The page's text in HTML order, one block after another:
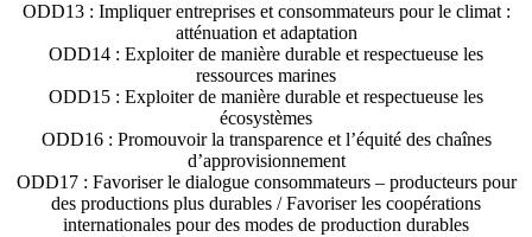
ODD13 : Impliquer entreprises et consommateurs pour le climat :
atténuation et adaptation
ODD14 : Exploiter de manière durable et respectueuse les
ressources marines
ODD15 : Exploiter de manière durable et respectueuse les
écosystèmes
ODD16 : Promouvoir la transparence et l’équité des chaînes
d’approvisionnement
ODD17 : Favoriser le dialogue consommateurs – producteurs pour
des productions plus durables / Favoriser les coopérations
internationales pour des modes de production durables